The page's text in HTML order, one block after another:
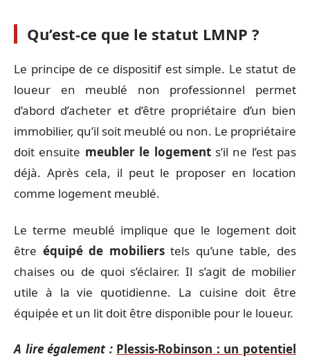
Qu’est-ce que le statut LMNP ?
Le principe de ce dispositif est simple. Le statut de
loueur en meublé non professionnel permet
d’abord d’acheter et d’être propriétaire d’un bien
immobilier, qu’il soit meublé ou non. Le propriétaire
doit ensuite meubler le logements’il ne l’est pas
déjà. Après cela, il peut le proposer en location
comme logement meublé.
Le terme meublé implique que le logement doit
être équipé de mobilierstels qu’une table, des
chaises ou de quoi s’éclairer. Il s’agit de mobilier
utile à la vie quotidienne. La cuisine doit être
équipée et un lit doit être disponible pour le loueur.
A lire également : Plessis-Robinson : un potentiel